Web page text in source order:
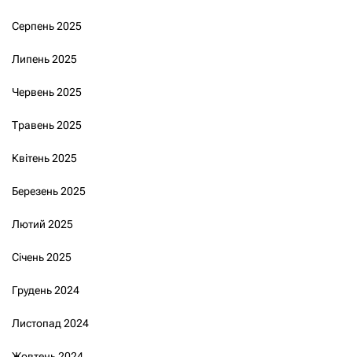
Серпень 2025
Липень 2025
Червень 2025
Травень 2025
Квітень 2025
Березень 2025
Лютий 2025
Січень 2025
Грудень 2024
Листопад 2024